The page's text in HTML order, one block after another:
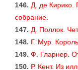
146. Д. де Кирико.
собрание.
147. Д. Поллок.
148. Г. Мур.
149. Ф. Гларнер.
150. Р. Кент. Из